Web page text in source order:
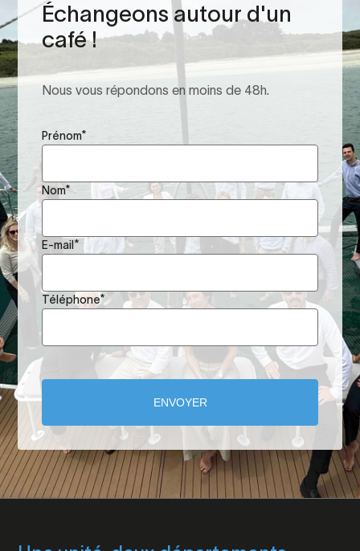
Échangeons autour d'un
café !
Nous vous répondons en moins de 48h.
Prénom*
Nom*
E-mail *
Téléphone*